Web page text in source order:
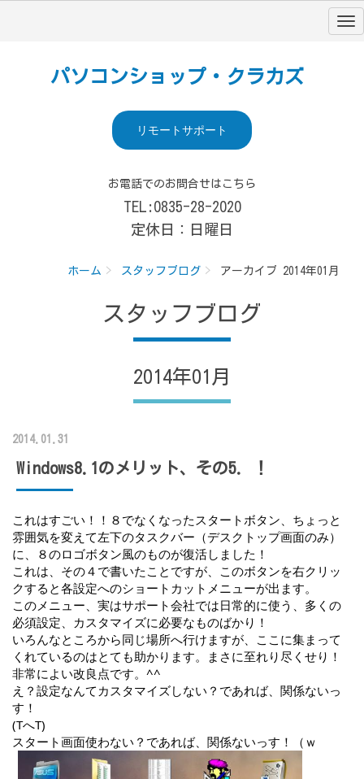
パソコンショップ・クラカズ
リモートサポート
お電話でのお問合せはこちら
TEL:0835-28-2020
定休日：日曜日
ホーム スタッフブログ アーカイブ 2014年01月
スタッフブログ
2014年01月
2014.01.31
Windows8.1のメリット、その5．！
これはすごい！！８でなくなったスタートボタン、ちょっと
雰囲気を変えて左下のタスクバー（デスクトップ画面のみ）
に、８のロゴボタン風のものが復活しました！
これは、その４で書いたことですが、このボタンを右クリッ
クすると各設定へのショートカットメニューが出ます。
このメニュー、実はサポート会社では日常的に使う、多くの
必須設定、カスタマイズに必要なものばかり！
いろんなところから同じ場所へ行けますが、ここに集まって
くれているのはとても助かります。まさに至れり尽くせり！
非常によい改良点です。^^
え？設定なんてカスタマイズしない？であれば、関係ないっ
す！
(TへT)
スタート画面使わない？であれば、関係ないっす！（ｗ